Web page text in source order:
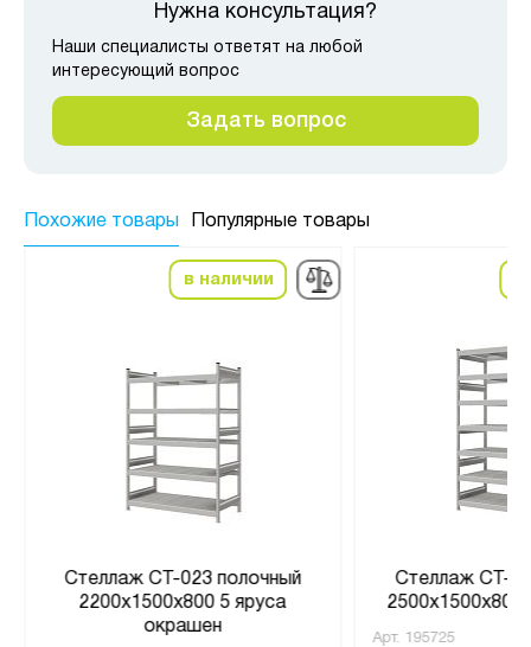
Нужна консультация?
Наши специалисты ответят на любой
интересующий вопрос
Задать вопрос
Похожие товары Популярные товары
в наличии
Стеллаж СТ-023 полочный
2200x1500x800 5 яруса
окрашен
Стеллаж СТ-
2500x1500x800
Арт. 195725